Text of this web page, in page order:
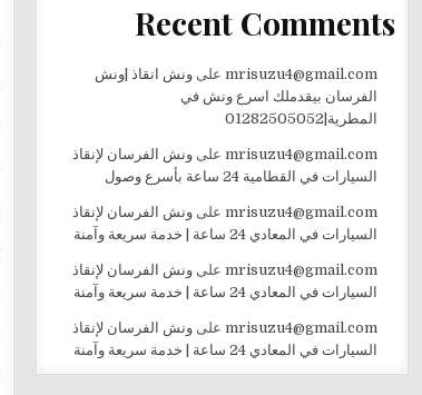
Recent Comments
mrisuzu4@gmail.comعلى ونش انقاذ |ونش
الفرسان بيقدملك اسرع ونش في
المطرية|01282505052
mrisuzu4@gmail.comعلى ونش الفرسان لإنقاذ
السيارات في القطامية 24 ساعة بأسرع وصول
mrisuzu4@gmail.comعلى ونش الفرسان لإنقاذ
السيارات في المعادي 24 ساعة | خدمة سريعة وآمنة
mrisuzu4@gmail.comعلى ونش الفرسان لإنقاذ
السيارات في المعادي 24 ساعة | خدمة سريعة وآمنة
mrisuzu4@gmail.comعلى ونش الفرسان لإنقاذ
السيارات في المعادي 24 ساعة | خدمة سريعة وآمنة